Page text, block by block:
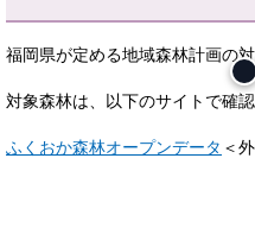
福岡県が定める地域森林計画の
対象森林は、以下のサイトで確
ふくおか森林オープンデータ ＜